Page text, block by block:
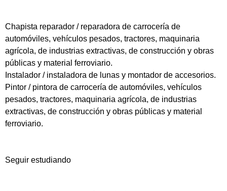
Chapista reparador / reparadora de carrocería de
automóviles, vehículos pesados, tractores, maquinaria
agrícola, de industrias extractivas, de construcción y obras
públicas y material ferroviario.
Instalador / instaladora de lunas y montador de accesorios.
Pintor / pintora de carrocería de automóviles, vehículos
pesados, tractores, maquinaria agrícola, de industrias
extractivas, de construcción y obras públicas y material
ferroviario.
Seguir estudiando